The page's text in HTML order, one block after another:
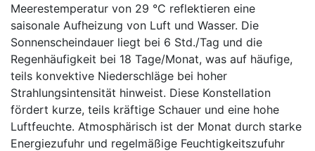
Meerestemperatur von 29 °C reflektieren eine
saisonale Aufheizung von Luft und Wasser. Die
Sonnenscheindauer liegt bei 6 Std./Tag und die
Regenhäufigkeit bei 18 Tage/Monat, was auf häufige,
teils konvektive Niederschläge bei hoher
Strahlungsintensität hinweist. Diese Konstellation
fördert kurze, teils kräftige Schauer und eine hohe
Luftfeuchte. Atmosphärisch ist der Monat durch starke
Energiezufuhr und regelmäßige Feuchtigkeitszufuhr